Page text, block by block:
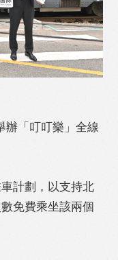
Line
Print
辦「叮叮樂」全線
計劃，以支持北
免費乘坐該兩個